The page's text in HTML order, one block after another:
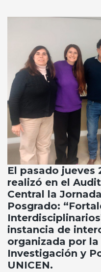
El pasado jueves
realizó en el
Central la
Posgrado:
instancia de
organizada por
Investigación y
UNICEN.